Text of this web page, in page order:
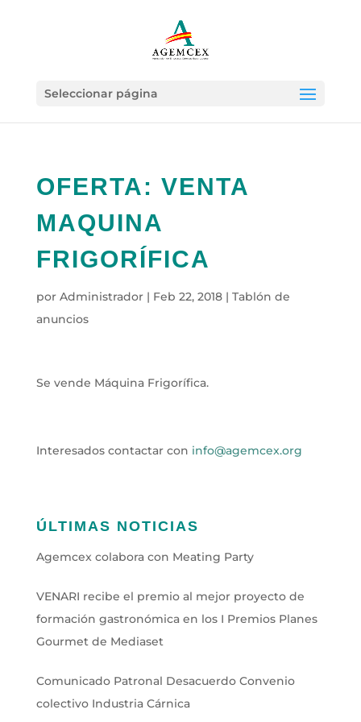
Seleccionar página
OFERTA: VENTA
MAQUINA
FRIGORÍFICA
por Administrador| Feb 22, 2018| Tablón de
anuncios
Se vende Máquina Frigorífica.
Interesados contactar con info@agemcex.org
ÚLTIMAS NOTICIAS
Agemcex colabora con Meating Party
VENARI recibe el premio al mejor proyecto de
formación gastronómica en los I Premios Planes
Gourmet de Mediaset
Comunicado Patronal Desacuerdo Convenio
colectivo Industria Cárnica